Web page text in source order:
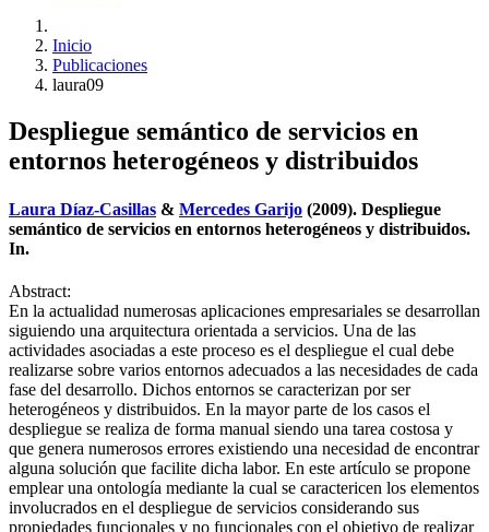
Inicio
Publicaciones
laura09
Despliegue semántico de servicios en
entornos heterogéneos y distribuidos
Laura Díaz-Casillas & Mercedes Garijo (2009). Despliegue
semántico de servicios en entornos heterogéneos y distribuidos.
In.
Abstract:
En la actualidad numerosas aplicaciones empresariales se desarrollan
siguiendo una arquitectura orientada a servicios. Una de las
actividades asociadas a este proceso es el despliegue el cual debe
realizarse sobre varios entornos adecuados a las necesidades de cada
fase del desarrollo. Dichos entornos se caracterizan por ser
heterogéneos y distribuidos. En la mayor parte de los casos el
despliegue se realiza de forma manual siendo una tarea costosa y
que genera numerosos errores existiendo una necesidad de encontrar
alguna solución que facilite dicha labor. En este artículo se propone
emplear una ontología mediante la cual se caractericen los elementos
involucrados en el despliegue de servicios considerando sus
propiedades funcionales y no funcionales con el objetivo de realizar